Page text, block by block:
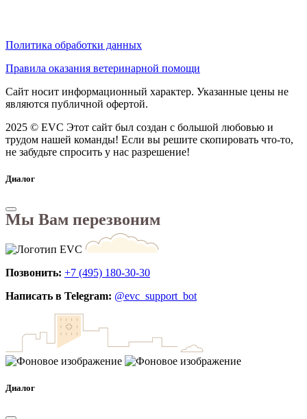
Политика обработки данных
Правила оказания ветеринарной помощи
Сайт носит информационный характер. Указанные цены не
являются публичной офертой.
2025 © EVC Этот сайт был создан с большой любовью и
трудом нашей команды! Если вы решите скопировать что-то,
не забудьте спросить у нас разрешение!
Диалог
Мы Вам перезвоним
Позвонить: +7 (495) 180-30-30
Написать в Telegram: @evc_support_bot
Диалог